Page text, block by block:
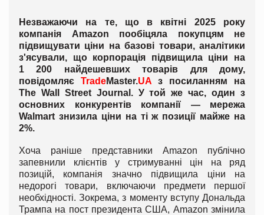
Незважаючи на те, що в квітні 2025 року
компанія Amazon пообіцяла покупцям не
підвищувати ціни на базові товари, аналітики
з'ясували, що корпорація підвищила ціни на
1 200 найдешевших товарів для дому,
повідомляє TradeMaster.UA з посиланням на
The Wall Street Journal. У той же час, один з
основних конкурентів компанії — мережа
Walmart знизила ціни на ті ж позиції майже на
2%.
Хоча раніше представники Amazon публічно
запевнили клієнтів у стримуванні цін на ряд
позицій, компанія значно підвищила ціни на
недорогі товари, включаючи предмети першої
необхідності. Зокрема, з моменту вступу Дональда
Трампа на пост президента США, Amazon змінила